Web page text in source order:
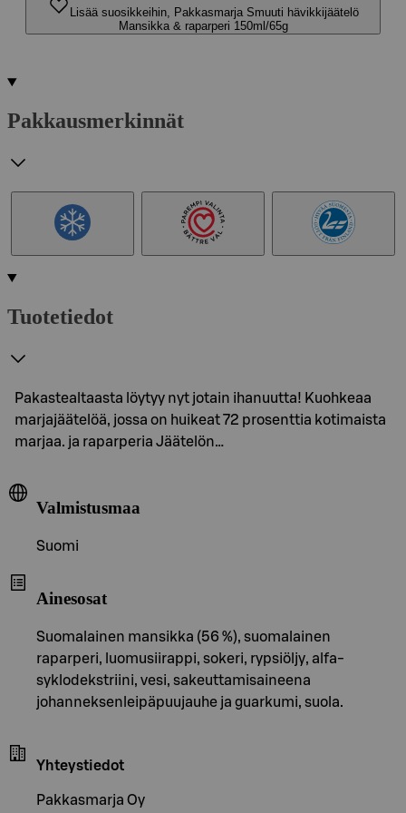
Lisää suosikkeihin, Pakkasmarja Smuuti hävikkijäätelö
Mansikka & raparperi 150ml/65g
Pakkausmerkinnät
Tuotetiedot
Pakastealtaasta löytyy nyt jotain ihanuutta! Kuohkeaa
marjajäätelöä, jossa on huikeat 72 prosenttia kotimaista
marjaa. ja raparperia Jäätelön…
Valmistusmaa
Suomi
Ainesosat
Suomalainen mansikka (56 %), suomalainen
raparperi, luomusiirappi, sokeri, rypsiöljy, alfa-
syklodekstriini, vesi, sakeuttamisaineena
johanneksenleipäpuujauhe ja guarkumi, suola.
Yhteystiedot
Pakkasmarja Oy